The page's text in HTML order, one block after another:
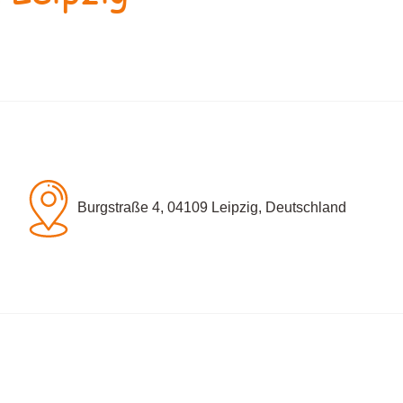
Burgstraße 4, 04109 Leipzig, Deutschland